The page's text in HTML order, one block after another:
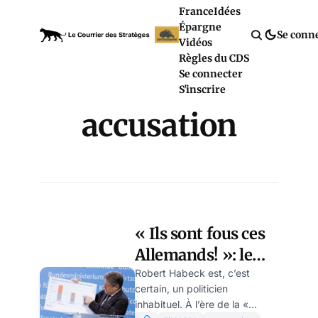
FranceIdées
Épargne
Vidéos
Règles du CDS
Se connecter
S'inscrire
Se
accusation
« Ils sont fous ces
Allemands! »: le
chef des Verts n’est
pas critiqué pour
Robert Habeck est, c’est
certain, un politicien
inhabituel. À l’ère de la «